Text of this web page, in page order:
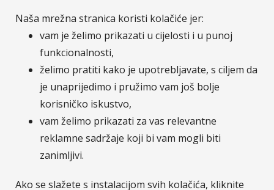
Sava osiguranjeje moderno osigurateljno društvo
nastalo udruživanjem četiri europska osiguratelja:
Velebit osiguranje, Velebit životno osiguranje,
Zavarovalnica Tilia i Zavarovalnica Maribor. Na
hrvatskom tržištu Zavarovalnica Sava, d.d. / Sava
osiguranje, d.d. posluje putem svoje podružnice
Sava osiguranje, d.d. - Podružnica Hrvatska.
Pripadnost Osigurateljnoj grupi Sava čini nas
dijelom jedne od najvećih financijskih grupacija u JI
Naša mrežna stranica koristi kolačiće jer:
vam je želimo prikazati u cijelosti i u punoj
funkcionalnosti,
želimo pratiti kako je upotrebljavate, s ciljem da
je unaprijedimo i pružimo vam još bolje
korisničko iskustvo,
vam želimo prikazati za vas relevantne
reklamne sadržaje koji bi vam mogli biti
zanimljivi.
Ako se slažete s instalacijom svih kolačića, kliknite